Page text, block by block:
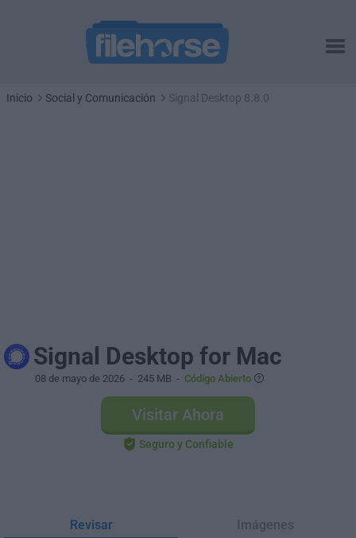
Inicio Social y Comunicación Signal Desktop 8.8.0
Signal Desktop for Mac
08 de mayo de 2026 - 245 MB - Código Abierto
Visitar Ahora
Seguro y Confiable
Revisar Imágenes